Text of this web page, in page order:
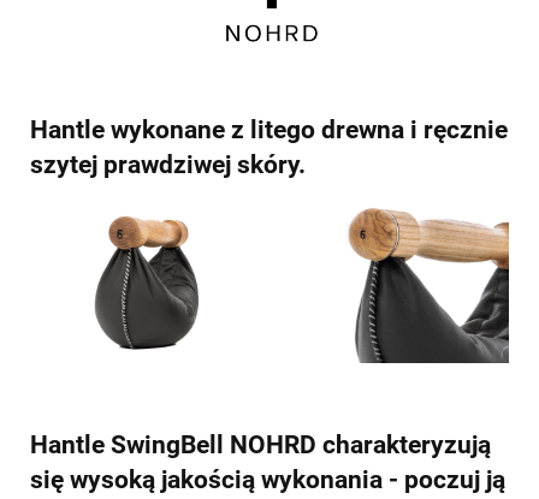
Hantle wykonane z litego drewna i ręcznie
szytej prawdziwej skóry.
Hantle SwingBell NOHRD charakteryzują
się wysoką jakością wykonania - poczuj ją